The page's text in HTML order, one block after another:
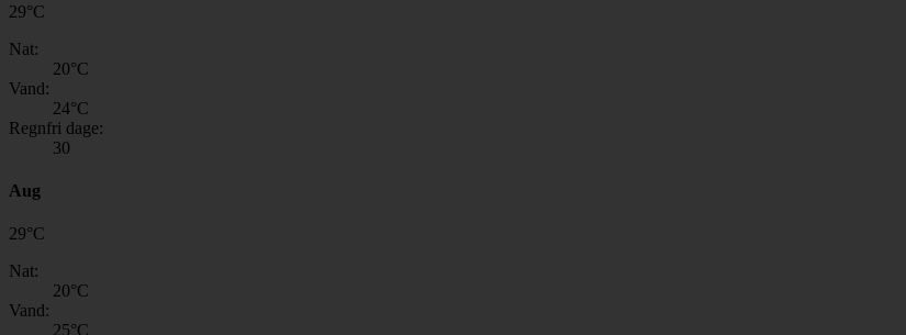
29°C
Nat:
20°C
Vand:
24°C
Regnfri dage:
30
Aug
29°C
Nat:
20°C
Vand:
25°C